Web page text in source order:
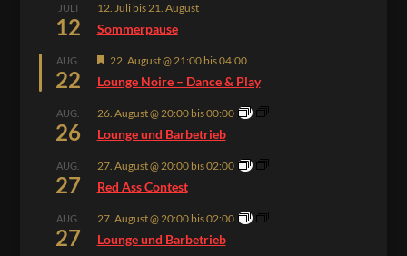
JULI
12
12. Julibis21. August
Sommerpause
AUG.
22
Hervorgehoben
22. August @ 21:00bis04:00
Lounge Noire – Dance & Play
AUG.
26
26. August @ 20:00bis00:00
Lounge und Barbetrieb
AUG.
27
27. August @ 20:00bis02:00
Red Ass Contest
AUG.
27
27. August @ 20:00bis02:00
Lounge und Barbetrieb